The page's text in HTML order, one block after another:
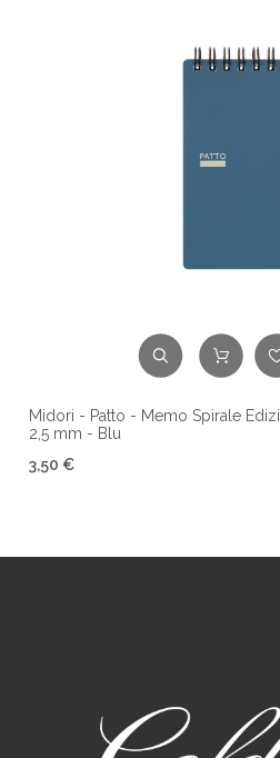
Midori - Patto - Memo Spirale
2,5 mm - Blu
3,50 €